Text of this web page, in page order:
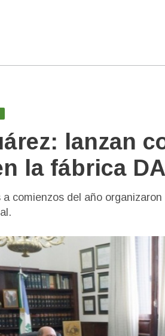
lanzan
la fábrica
comienzos del año